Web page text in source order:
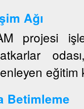
Ağı
projesi
eğitim
Betimleme